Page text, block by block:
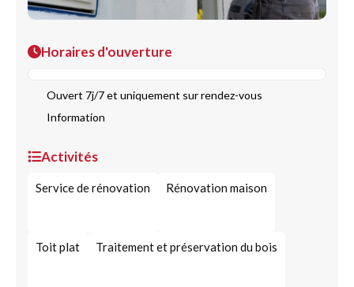
Horaires d'ouverture
Ouvert 7j/7 et uniquement sur rendez-vous
Information
Activités
Service de rénovation Rénovation maison
Toit plat Traitement et préservation du bois